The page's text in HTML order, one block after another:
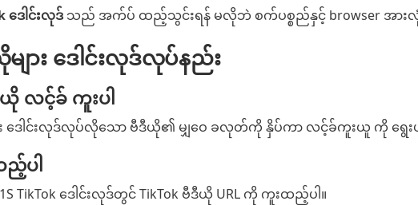
ဒေါင်းလုဒ်သည် အက်ပ် ထည့်သွင်းရန် မလိုဘဲ စက်ပစ္စည်နှင့် browser အာ
ျား ဒေါင်းလုဒ်လုပ်နည်း
ယို လင့်ခ် ကူးပါ
း ဒေါင်းလုဒ်လုပ်လိုသော ဗီဒီယို၏ မျှဝေ ခလုတ်ကို နှိပ်ကာ လင့်ခ်ကူးယူ ကို ရွေးပ
ပါ
TikTok ဒေါင်းလုဒ်တွင် TikTok ဗီဒီယို URL ကို ကူးထည့်ပါ။